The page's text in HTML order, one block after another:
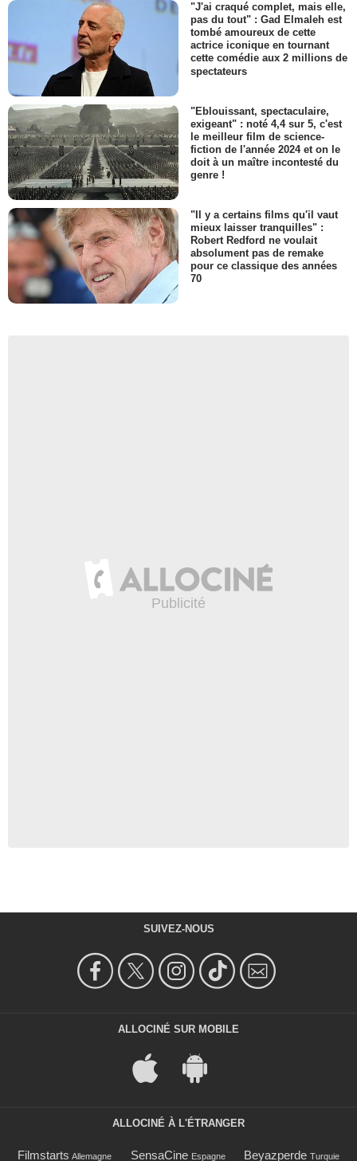
"J'ai craqué complet, mais elle,
pas du tout" : Gad Elmaleh est
tombé amoureux de cette
actrice iconique en tournant
cette comédie aux 2 millions de
spectateurs
"Eblouissant, spectaculaire,
exigeant" : noté 4,4 sur 5, c'est
le meilleur film de science-
fiction de l'année 2024 et on le
doit à un maître incontesté du
genre !
"Il y a certains films qu'il vaut
mieux laisser tranquilles" :
Robert Redford ne voulait
absolument pas de remake
pour ce classique des années
70
SUIVEZ-NOUS
ALLOCINÉ SUR MOBILE
ALLOCINÉ À L'ÉTRANGER
Filmstarts Allemagne SensaCine Espagne Beyazperde Turquie